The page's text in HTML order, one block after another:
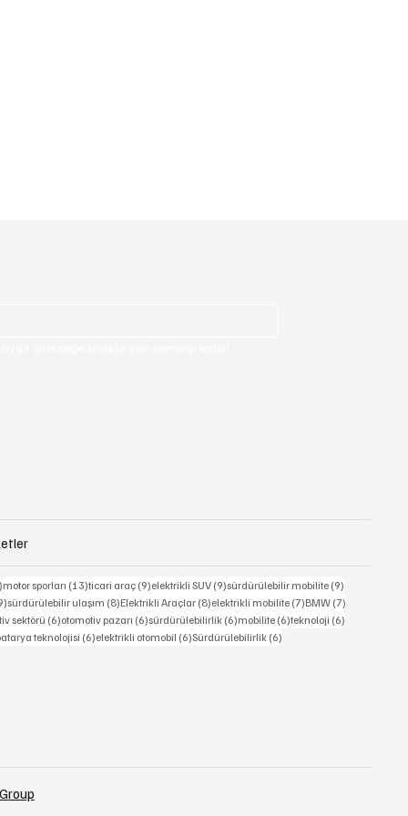
15 yazı
motor sporları (13)13 yazı
ticari araç (9)9 yazı
elektrikli SUV (9)9 yazı
sürdürülebilir mobilite (9)9 yazı
9 yazı
sürdürülebilir ulaşım (8)8 yazı
Elektrikli Araçlar (8)8 yazı
elektrikli mobilite (7)7 yazı
BMW (7)7 yazı
sektörü (6)6 yazı
otomotiv pazarı (6)6 yazı
sürdürülebilirlik (6)6 yazı
mobilite (6)6 yazı
teknoloji (6)6 yazı
yazı teknolojisi (6)6 yazı
elektrikli otomobil (6)6 yazı
Sürdürülebilirlik (6)6 yazı